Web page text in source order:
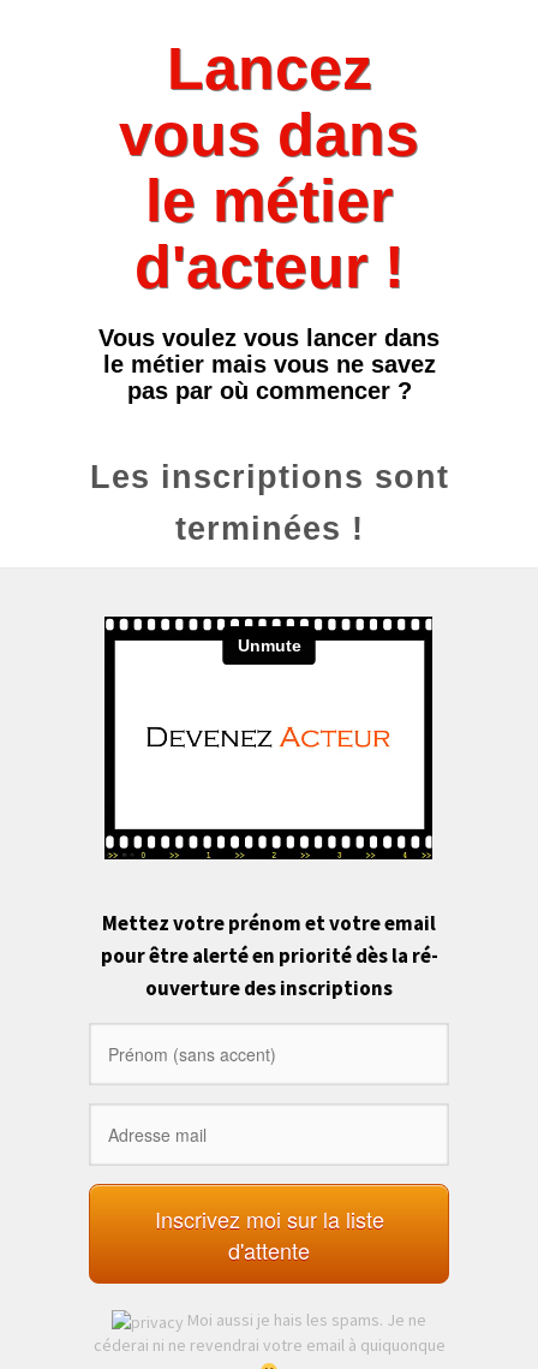
Lancez
vous dans
le métier
d'acteur !
Vous voulez vous lancer dans
le métier mais vous ne savez
pas par où commencer ?
Les inscriptions sont
terminées !
Mettez votre prénom et votre email
pour être alerté en priorité dès la ré-
ouverture des inscriptions
Inscrivez moi sur la liste
d'attente
Moi aussi je hais les spams. Je ne
céderai ni ne revendrai votre email à quiquonque